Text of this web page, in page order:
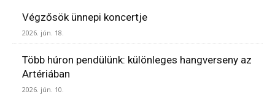
Végzősök ünnepi koncertje
2026. jún. 18.
Több húron pendülünk: különleges hangverseny az
Artériában
2026. jún. 10.